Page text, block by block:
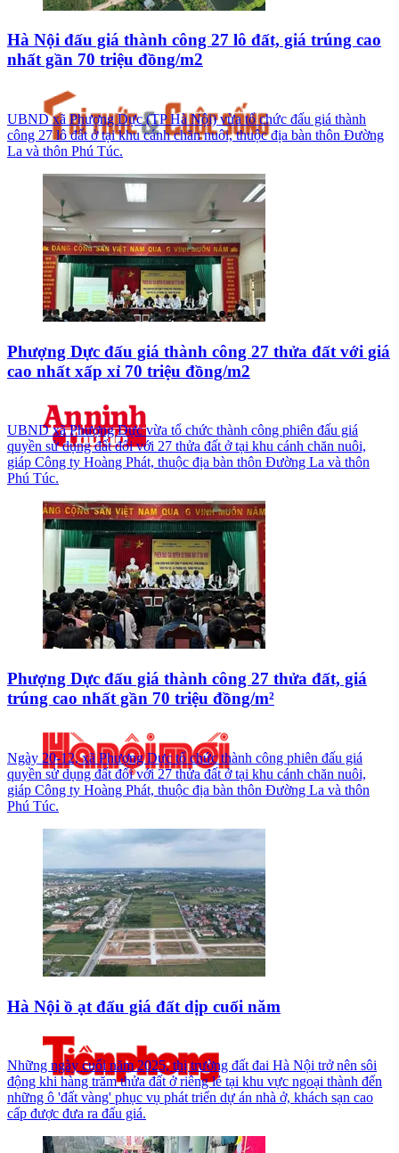
Hà Nội đấu giá thành công 27 lô đất, giá trúng cao
nhất gần 70 triệu đồng/m2
UBND xã Phượng Dực (TP Hà Nội) vừa tổ chức đấu giá thành
công 27 lô đất ở tại khu cánh chăn nuôi, thuộc địa bàn thôn Đường
La và thôn Phú Túc.
Phượng Dực đấu giá thành công 27 thửa đất với giá
cao nhất xấp xỉ 70 triệu đồng/m2
UBND xã Phượng Dực vừa tổ chức thành công phiên đấu giá
quyền sử dụng đất đối với 27 thửa đất ở tại khu cánh chăn nuôi,
giáp Công ty Hoàng Phát, thuộc địa bàn thôn Đường La và thôn
Phú Túc.
Phượng Dực đấu giá thành công 27 thửa đất, giá
trúng cao nhất gần 70 triệu đồng/m²
Ngày 20-12, xã Phượng Dực tổ chức thành công phiên đấu giá
quyền sử dụng đất đối với 27 thửa đất ở tại khu cánh chăn nuôi,
giáp Công ty Hoàng Phát, thuộc địa bàn thôn Đường La và thôn
Phú Túc.
Hà Nội ồ ạt đấu giá đất dịp cuối năm
Những ngày cuối năm 2025, thị trường đất đai Hà Nội trở nên sôi
động khi hàng trăm thửa đất ở riêng lẻ tại khu vực ngoại thành đến
những ô 'đất vàng' phục vụ phát triển dự án nhà ở, khách sạn cao
cấp được đưa ra đấu giá.